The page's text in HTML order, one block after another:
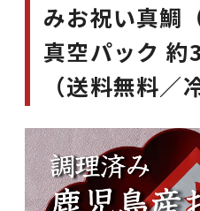
みお祝い真鯛
真空パック 約
（送料無料／